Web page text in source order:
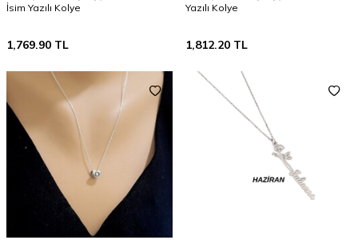
İsim Yazılı Kolye
1,769.90 TL
Yazılı Kolye
1,812.20 TL